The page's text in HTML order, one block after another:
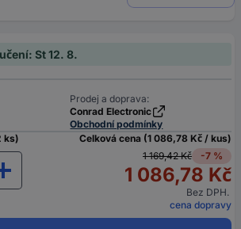
St 12. 8.
Prodej a doprava:
Conrad Electronic
Obchodní podmínky
ks)
Celková cena (1 086,78 Kč / kus)
1 169,42 Kč
-7 %
1 086,78 Kč
Bez DPH.
cena dopravy